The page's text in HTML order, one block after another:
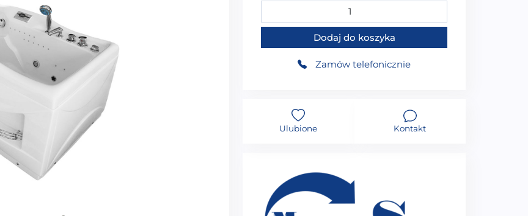
ilość Wanna z hydromasażem łazienkowa SPA MUS-1050
Dodaj do koszyka
Zamów telefonicznie
Ulubione Kontakt